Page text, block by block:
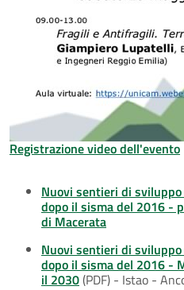
Registrazione video dell'evento
Nuovi sentieri di
dopo il sisma del 2016 -
di Macerata
Nuovi sentieri di
dopo il sisma del 2016 -
il 2030(PDF) - Istao -